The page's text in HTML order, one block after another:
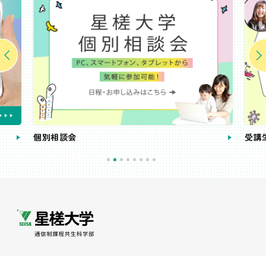
個別相談会 受講